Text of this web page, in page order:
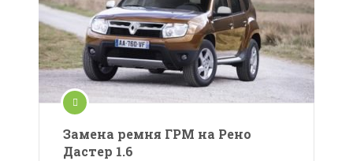
Замена ремня ГРМ на Рено
Дастер 1.6